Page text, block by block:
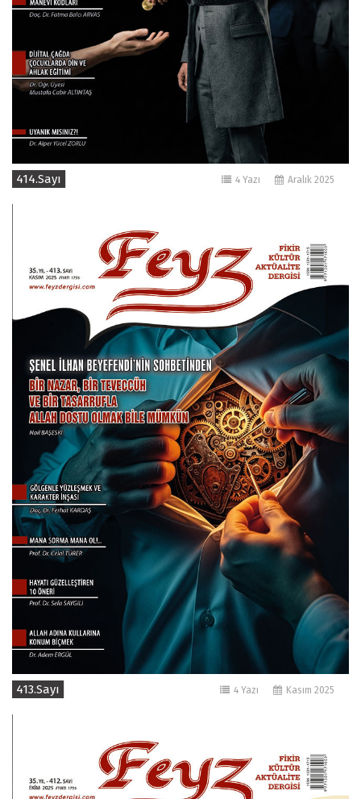
414.Sayı Aralık 2025
4 Yazı
413.Sayı Kasım 2025
4 Yazı